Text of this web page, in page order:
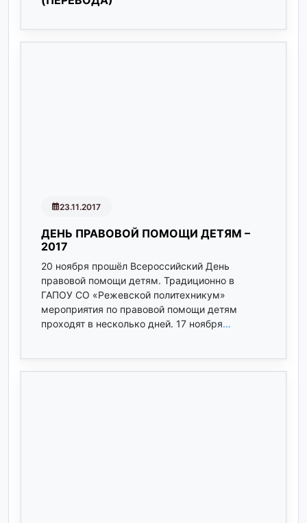
23.11.2017
ДЕНЬ ПРАВОВОЙ ПОМОЩИ ДЕТЯМ –
2017
20 ноября прошёл Всероссийский День
правовой помощи детям. Традиционно в
ГАПОУ СО «Режевской политехникум»
мероприятия по правовой помощи детям
проходят в несколько дней. 17 ноября…